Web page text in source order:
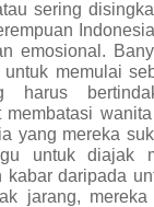
sering
emosional.
memulai
harus
membatasi
yang mereka
untuk diajak
kabar daripada
jarang, mereka